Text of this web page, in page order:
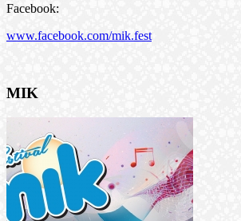
Facebook:
www.facebook.com/mik.fest
MIK